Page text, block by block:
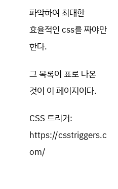
파악하여 최대한
효율적인 css를 짜야만
한다.
그 목록이 표로 나온
것이 이 페이지이다.
CSS 트리거:
https://csstriggers.c
om/